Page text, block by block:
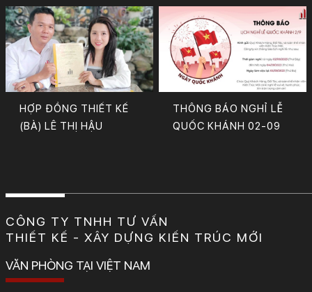
HỢP ĐỒNG THIẾT KẾ
(BÀ) LÊ THỊ HẬU
THÔNG BÁO NGHỈ LỄ
QUỐC KHÁNH 02-09
CÔNG TY TNHH TƯ VẤN
THIẾT KẾ - XÂY DỰNG KIẾN TRÚC MỚI
VĂN PHÒNG TẠI VIỆT NAM